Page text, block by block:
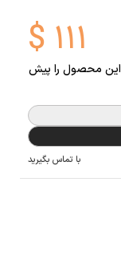
$ ۱۱۱
این محصول را پیش
با تماس بگیرید